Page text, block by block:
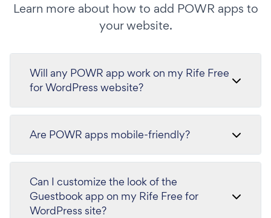
Learn more about how to add POWR apps to
your website.
Will any POWR app work on my Rife Free
for WordPress website?
Are POWR apps mobile-friendly?
Can I customize the look of the
Guestbook app on my Rife Free for
WordPress site?